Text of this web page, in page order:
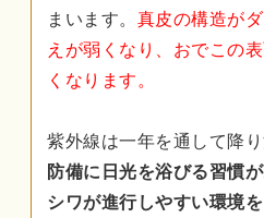
まいます。 真皮の構造が
えが弱くなり、おでこの
くなります。
紫外線は一年を通して降り
防備に日光を浴びる習慣
シワが進行しやすい環境